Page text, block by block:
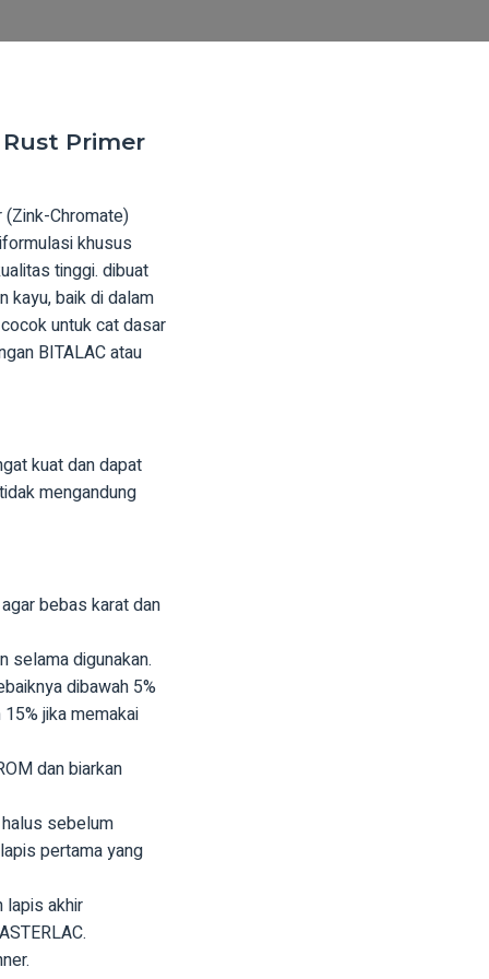
Primer
Chromate)
khusus
tinggi. dibuat
kayu, baik di dalam
untuk cat dasar
BITALAC atau
kuat dan dapat
mengandung
bebas karat dan
selama digunakan.
dibawah 5%
jika memakai
dan biarkan
sebelum
pertama yang
lapis akhir